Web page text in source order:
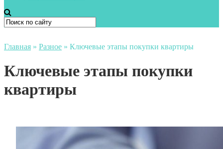
Главная » Разное » Ключевые этапы покупки квартиры
Ключевые этапы покупки
квартиры